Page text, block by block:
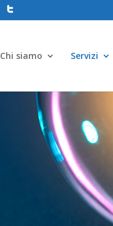
Chi siamo Servizi